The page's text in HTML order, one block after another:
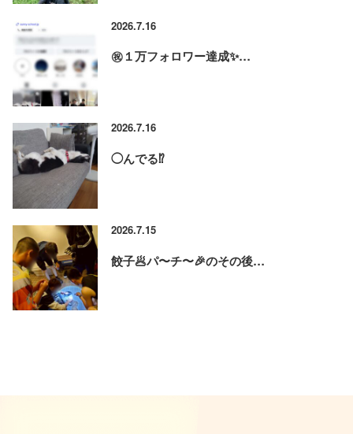
2026.7.16
㊗️１万フォロワー達成✨…
2026.7.16
◯んでる⁉️
2026.7.15
餃子🥟パ〜チ〜🎉のその後…